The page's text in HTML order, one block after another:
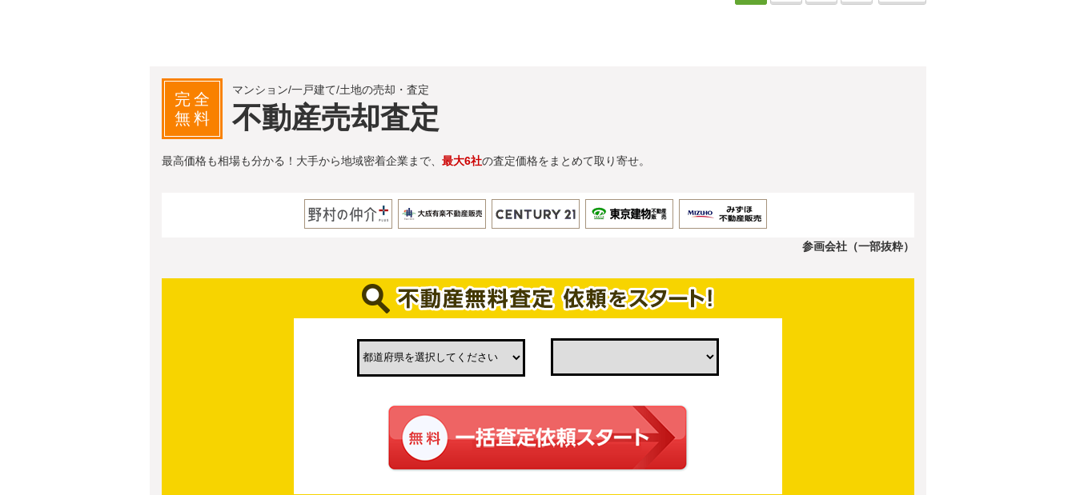
完全
無料
マンション/一戸建て/土地の売却・査定
不動産売却査定
最高価格も相場も分かる！大手から地域密着企業まで、 最大6社の査定価格をまとめて取り寄せ。
参画会社（一部抜粋）